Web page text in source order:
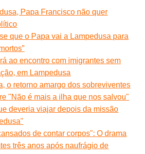
Papa Francisco não quer
que o Papa vai a Lampedusa para
ao encontro com imigrantes sem
em Lampedusa
o retorno amargo dos sobreviventes
"Não é mais a ilha que nos salvou"
deveria viajar depois da missão
de contar corpos": O drama
três anos após naufrágio de